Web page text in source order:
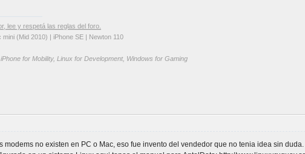
lee y respetá las reglas del foro.
(Mid 2010) | iPhone SE | Newton 110
for Mobility, Linux for Development, Windows for Gaming
modems no existen en PC o Mac, eso fue invento del vendedor que no tenia idea sin duda.